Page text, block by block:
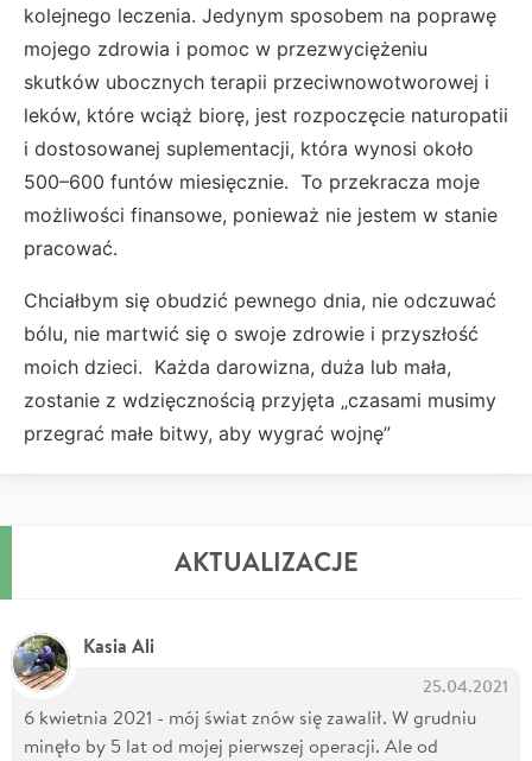
kolejnego leczenia. Jedynym sposobem na poprawę
mojego zdrowia i pomoc w przezwyciężeniu
skutków ubocznych terapii przeciwnowotworowej i
leków, które wciąż biorę, jest rozpoczęcie naturopatii
i dostosowanej suplementacji, która wynosi około
500–600 funtów miesięcznie. To przekracza moje
możliwości finansowe, ponieważ nie jestem w stanie
pracować.
Chciałbym się obudzić pewnego dnia, nie odczuwać
bólu, nie martwić się o swoje zdrowie i przyszłość
moich dzieci. Każda darowizna, duża lub mała,
zostanie z wdzięcznością przyjęta „czasami musimy
przegrać małe bitwy, aby wygrać wojnę”
AKTUALIZACJE
Kasia Ali
25.04.2021
6 kwietnia 2021 - mój świat znów się zawalił. W grudniu
minęło by 5 lat od mojej pierwszej operacji. Ale od